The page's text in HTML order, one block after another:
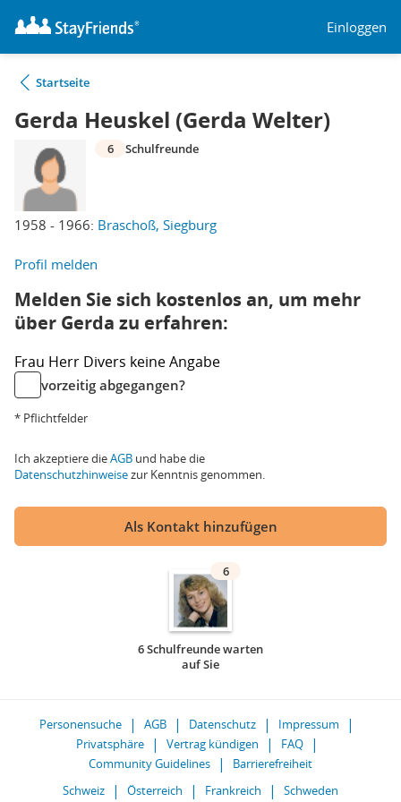
Einloggen
Startseite
Gerda Heuskel (Gerda Welter)
1958 - 1966: Braschoß, Siegburg
6 Schulfreunde
Profil melden
Melden Sie sich kostenlos an, um mehr
über Gerda zu erfahren:
Frau Herr Divers keine Angabe
vorzeitig abgegangen?
* Pflichtfelder
Ich akzeptiere dieAGB und habe die
Datenschutzhinweisezur Kenntnis genommen.
Als Kontakt hinzufügen
6
6 Schulfreunde warten
auf Sie
Personensuche AGB Datenschutz
Impressum
Privatsphäre
Vertrag kündigen
FAQ
Community Guidelines
Barrierefreiheit
Schweiz
Österreich Frankreich Schweden